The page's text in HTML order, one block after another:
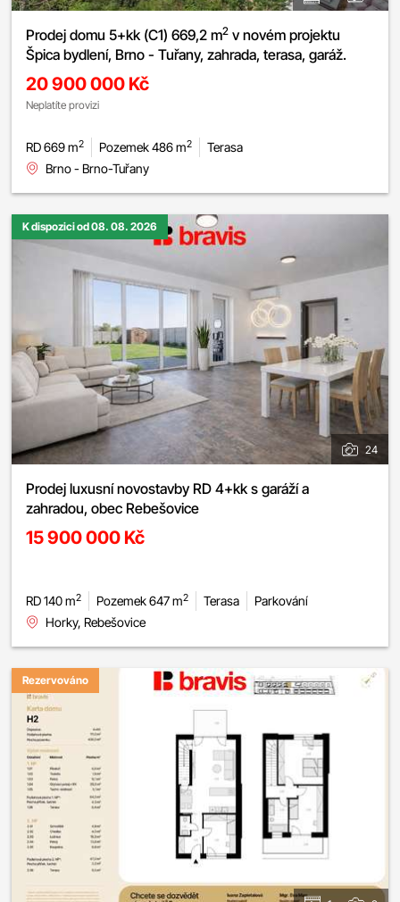
Prodej domu 5+kk (C1) 669,2 m2 v novém projektu
Špica bydlení, Brno - Tuřany, zahrada, terasa, garáž.
20 900 000 Kč
Neplatíte provizi
RD 669 m2 Pozemek 486 m2
Terasa
Brno - Brno-Tuřany
K dispozici od 08. 08. 2026
24
Prodej luxusní novostavby RD 4+kk s garáží a
zahradou, obec Rebešovice
15 900 000 Kč
RD 140 m2 Pozemek 647 m2 Terasa
Parkování
Horky, Rebešovice
Rezervováno